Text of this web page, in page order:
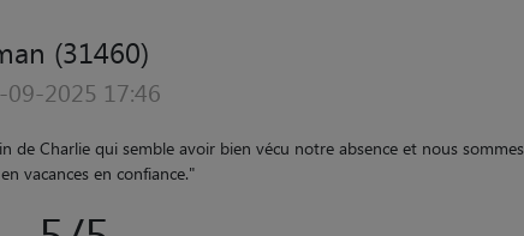
(31460)
2025 15:42
occupé de tout ce qu'il fallait, elle a même fermé nos volets pour que
Elle nous a envoyé plein de photos et de vidéos.